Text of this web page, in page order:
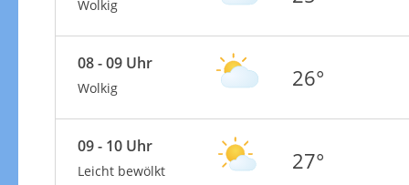
Wolkig
08 - 09 Uhr
Wolkig 26°
09 - 10 Uhr
Leicht bewölkt 27°
Windgeschwindigkeiten in 3h